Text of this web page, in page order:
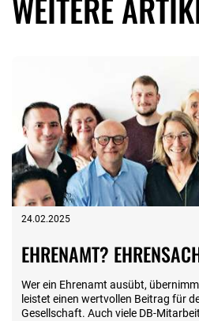
WEITERE
24.02.2025
EHRENAMT?
Wer ein Ehrenamt ausübt,
leistet einen wertvollen Beitrag für
Gesellschaft. Auch viele DB-